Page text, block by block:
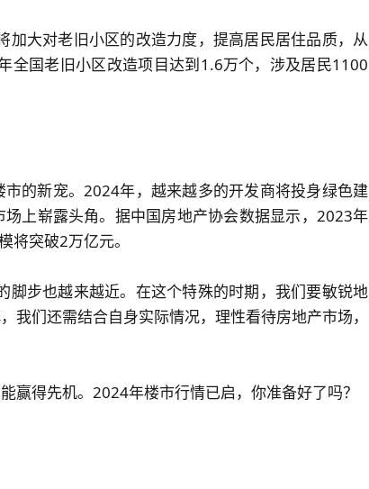
大对老旧小区的改造力度，提高居民居住品质，从
全国老旧小区改造项目达到1.6万个，涉及居民1100
的新宠。2024年，越来越多的开发商将投身绿色建
上崭露头角。据中国房地产协会数据显示，2023年
突破2万亿元。
步也越来越近。在这个特殊的时期，我们要敏锐地
们还需结合自身实际情况，理性看待房地产市场，
赢得先机。2024年楼市行情已启，你准备好了吗？